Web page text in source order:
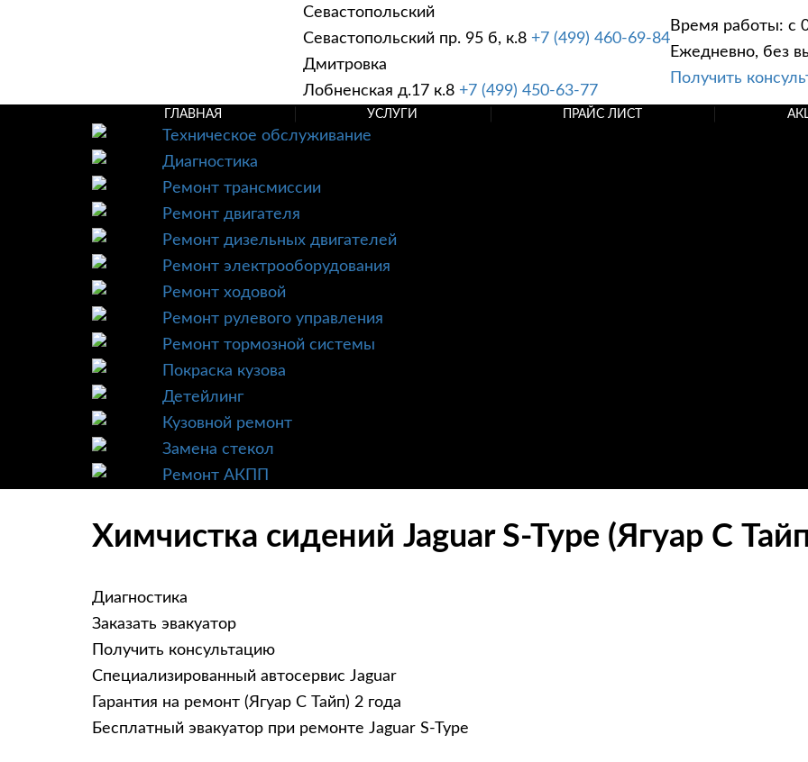
Севастопольский
Севастопольский пр. 95 б, к.8 +7 (499) 460-69-84
Дмитровка
Лобненская д.17 к.8 +7 (499) 450-63-77
Время работы: с
Ежедневно, без
Получить
ГЛАВНАЯ УСЛУГИ ПРАЙС ЛИСТ
Техническое обслуживание
Диагностика
Ремонт трансмиссии
Ремонт двигателя
Ремонт дизельных двигателей
Ремонт электрооборудования
Ремонт ходовой
Ремонт рулевого управления
Ремонт тормозной системы
Покраска кузова
Детейлинг
Кузовной ремонт
Замена стекол
Ремонт АКПП
Химчистка сидений Jaguar S-Type (Ягуар С
Диагностика
Заказать эвакуатор
Получить консультацию
Специализированный автосервис Jaguar
Гарантия на ремонт (Ягуар С Тайп) 2 года
Бесплатный эвакуатор при ремонте Jaguar S-Type